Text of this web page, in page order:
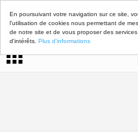
En poursuivant votre navigation sur ce site,
l'utilisation de cookies nous permettant de
de notre site et de vous proposer des
d'intérêts. Plus d'informations